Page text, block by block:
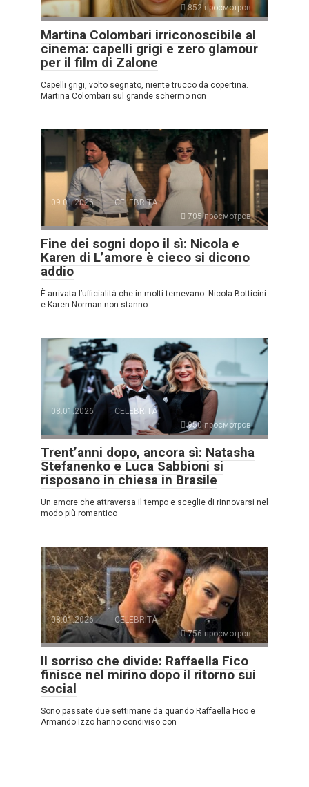
852 просмотров
Martina Colombari irriconoscibile al
cinema: capelli grigi e zero glamour
per il film di Zalone
Capelli grigi, volto segnato, niente trucco da copertina.
Martina Colombari sul grande schermo non
09.01.2026
CELEBRITÀ
705 просмотров
Fine dei sogni dopo il sì: Nicola e
Karen di L’amore è cieco si dicono
addio
È arrivata l’ufficialità che in molti temevano. Nicola Botticini
e Karen Norman non stanno
08.01.2026
CELEBRITÀ
950 просмотров
Trent’anni dopo, ancora sì: Natasha
Stefanenko e Luca Sabbioni si
risposano in chiesa in Brasile
Un amore che attraversa il tempo e sceglie di rinnovarsi nel
modo più romantico
08.01.2026
CELEBRITÀ
756 просмотров
Il sorriso che divide: Raffaella Fico
finisce nel mirino dopo il ritorno sui
social
Sono passate due settimane da quando Raffaella Fico e
Armando Izzo hanno condiviso con